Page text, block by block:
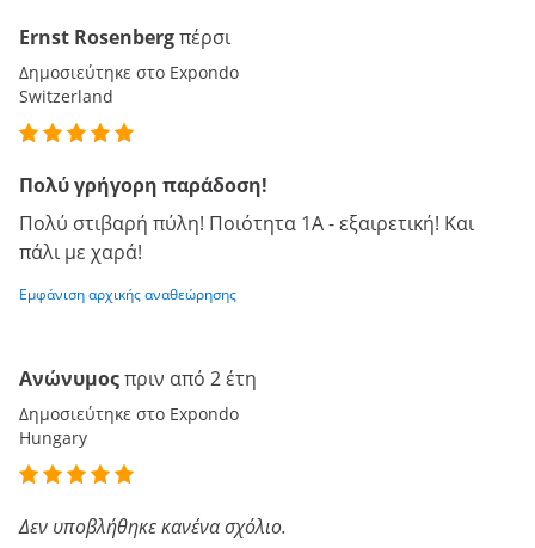
Ernst Rosenbergπέρσι
Δημοσιεύτηκε στο Expondo
Switzerland
Πολύ γρήγορη παράδοση!
Πολύ στιβαρή πύλη! Ποιότητα 1Α - εξαιρετική! Και
πάλι με χαρά!
Εμφάνιση αρχικής αναθεώρησης
Ανώνυμοςπριν από 2 έτη
Δημοσιεύτηκε στο Expondo
Hungary
Δεν υποβλήθηκε κανένα σχόλιο.